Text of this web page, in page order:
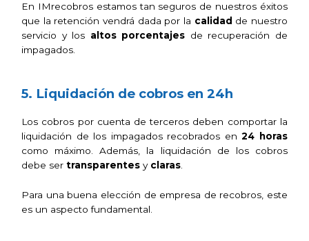
En IMrecobrosestamos tan seguros de nuestros éxitos
que la retención vendrá dada por la calidad de nuestro
servicio y los altos porcentajes de recuperación de
impagados.
5. Liquidación de cobros en 24h
Los cobros por cuenta de terceros deben comportar la
liquidación de los impagados recobrados en24 horas
como máximo. Además, la liquidación de los cobros
debe sertransparentes y claras
Para una buena elección de empresa de recobros, este
es un aspecto fundamental.